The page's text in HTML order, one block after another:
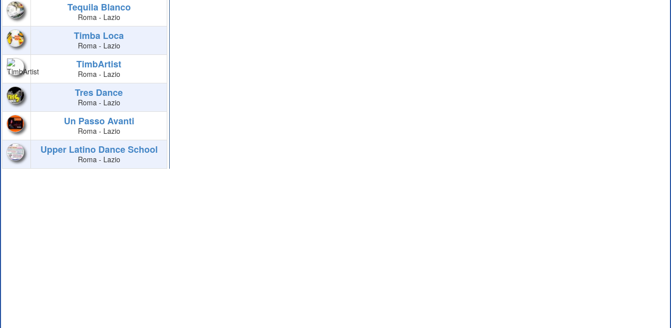
Tequila Blanco
Roma - Lazio
Timba Loca
Roma - Lazio
TimbArtist
Roma - Lazio
Tres Dance
Roma - Lazio
Un Passo Avanti
Roma - Lazio
Upper Latino Dance School
Roma - Lazio